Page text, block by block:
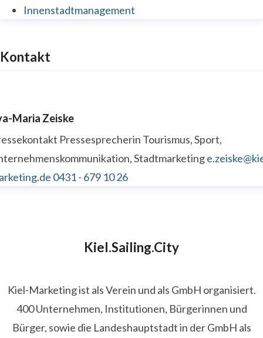
Innenstadtmanagement
Kontakt
Maria Zeiske
Pressesprecherin Tourismus, Sport,
Stadtmarketing
0431 - 679 10 26
Kiel.Sailing.City
Kiel-Marketing ist als Verein und als GmbH organisiert.
400 Unternehmen, Institutionen, Bürgerinnen und
Bürger, sowie die Landeshauptstadt in der GmbH als